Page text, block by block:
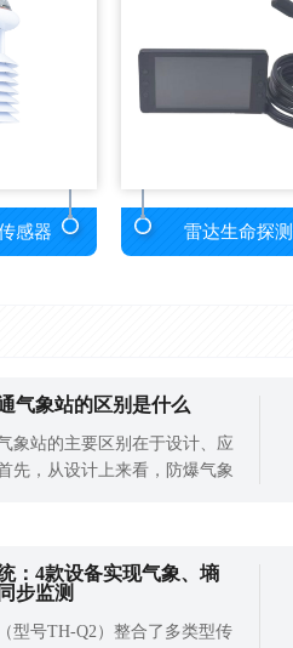
感器 雷达生命探
气象站的区别是什么
象站的主要区别在于设计、应
先，从设计上来看，防爆气象
水、防尘、防震、防腐等五防
耐用，适用于化工厂
：4款设备实现气象、墒
步监测
型号TH-Q2）整合了多类型传